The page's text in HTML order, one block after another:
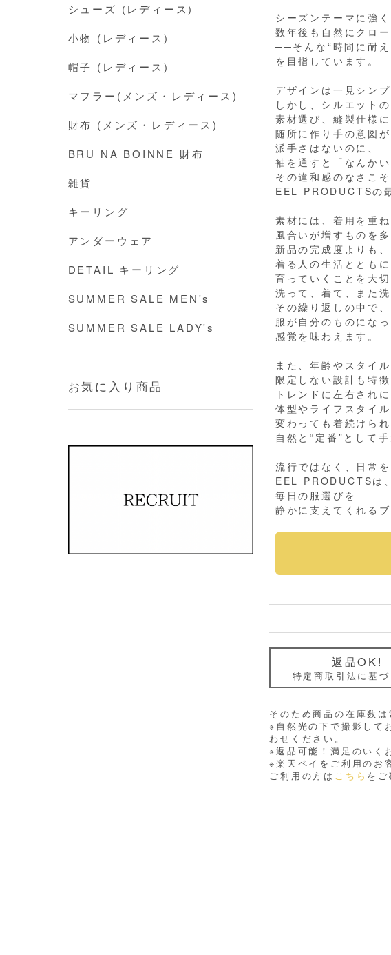
シーズンテーマに強く
数年後も自然にクロ
──そんな“時間に耐え
を目指しています。
デザインは一見シンプ
しかし、シルエットの
素材選び、縫製仕様に
随所に作り手の意図
派手さはないのに、
袖を通すと「なんか
その違和感のなさこそ
EEL PRODUCTSの
素材には、着用を重
風合いが増すものを
新品の完成度よりも、
着る人の生活とともに
育っていくことを大切
洗って、着て、また洗
その繰り返しの中で、
服が自分のものになっ
感覚を味わえます。
また、年齢やスタイ
限定しない設計も特徴
トレンドに左右されに
体型やライフスタイ
変わっても着続けられ
自然と“定番”として
流行ではなく、日常を
EEL PRODUCTSは、
毎日の服選びを
静かに支えてくれるブ
返品OK!
特定商取引法に基
そのため商品の在庫数
※自然光の下で撮影して
わせください。
※返品可能！満足のいく
※楽天ペイをご利用のお
ご利用の方は こちら をご
シューズ (レディース)
小物 (レディース)
帽子 (レディース)
マフラー(メンズ・レディース)
財布 (メンズ・レディース)
BRU NA BOINNE 財布
雑貨
キーリング
アンダーウェア
DETAIL キーリング
SUMMER SALE MEN's
SUMMER SALE LADY's
お気に入り商品